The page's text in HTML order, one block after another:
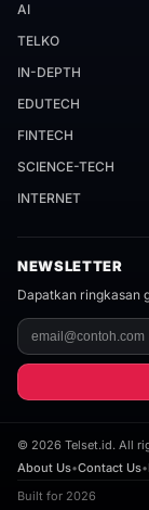
AI
TELKO
IN-DEPTH
EDUTECH
FINTECH
SCIENCE-TECH
INTERNET
NEWSLETTER
Dapatkan ringkasan
© 2026 Telset.id. All
About Us•Contact Us•
Built for 2026